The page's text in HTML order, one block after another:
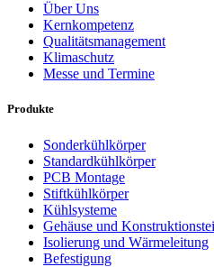
Über Uns
Kernkompetenz
Qualitätsmanagement
Klimaschutz
Messe und Termine
Produkte
Sonderkühlkörper
Standardkühlkörper
PCB Montage
Stiftkühlkörper
Kühlsysteme
Gehäuse und
Isolierung und Wärmeleitung
Befestigung